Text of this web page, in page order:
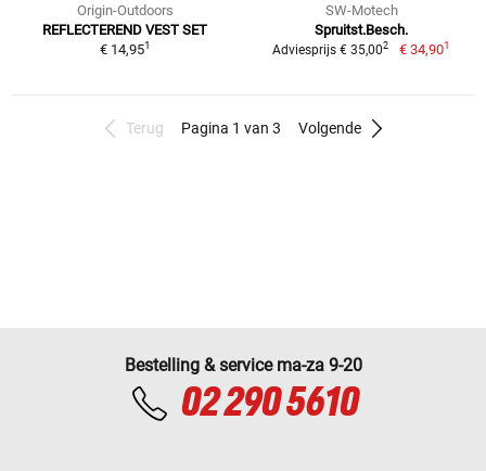
Origin-Outdoors
REFLECTEREND VEST SET
€ 14,951
SW-Motech
Spruitst.Besch.
Adviesprijs € 35,002 € 34,901
Terug Pagina 1 van 3 Volgende
Bestelling & service ma-za 9-20
02 290 5610